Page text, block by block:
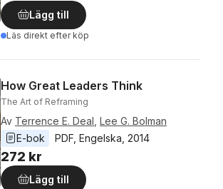
Lägg till
Läs direkt efter köp
How Great Leaders Think
The Art of Reframing
Av Terrence E. Deal Lee G. Bolman
E-bok
PDF Engelska 2014
272 kr
Lägg till